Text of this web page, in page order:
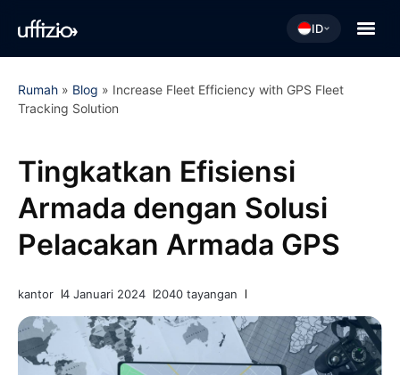
ID
Rumah » Blog » Increase Fleet Efficiency with GPS Fleet
Tracking Solution
Tingkatkan Efisiensi
Armada dengan Solusi
Pelacakan Armada GPS
kantor 4 Januari 2024 2040 tayangan